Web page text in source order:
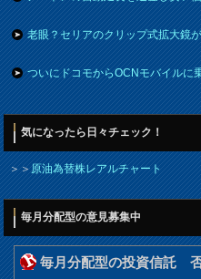
老眼？セリアのクリップ式拡大鏡
ついにドコモからOCNモバイルに
気になったら日々チェック！
＞＞原油為替株レアルチャート
毎月分配型の意見募集中
毎月分配型の投資信託